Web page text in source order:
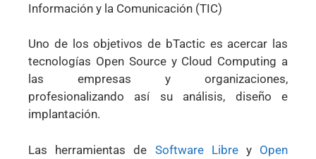
Información y la Comunicación (TIC)
Uno de los objetivos de bTactic es acercar las
tecnologías Open Source y Cloud Computing a
las empresas y organizaciones,
profesionalizando así su análisis, diseño e
implantación.
Las herramientas de Software Librey Open